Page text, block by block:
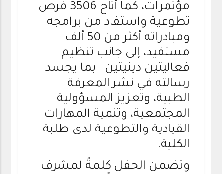
مؤتمرات، كما أتاح 3506 فرص
تطوعية واستفاد من برامجه
ومبادراته أكثر من 50 ألف
مستفيد، إلى جانب تنظيم
فعاليتين دينيتين بما يجسد
رسالته في نشر المعرفة
الطبية، وتعزيز المسؤولية
المجتمعية، وتنمية المهارات
القيادية والتطوعية لدى طلبة
الكلية.
وتضمن الحفل كلمةً لمشرف